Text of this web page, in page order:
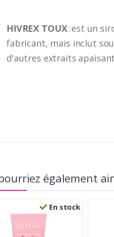
HIVREX TOUX:est un
fabricant, mais inclut
d'autres extraits
également
En stock